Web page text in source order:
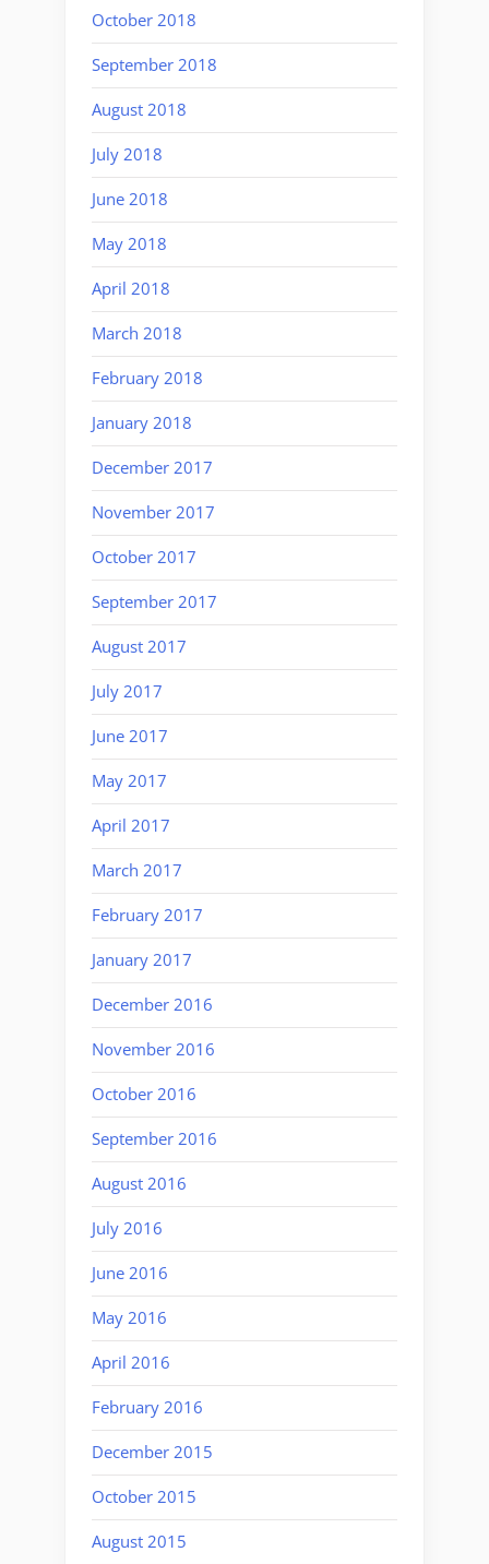
October 2018
September 2018
August 2018
July 2018
June 2018
May 2018
April 2018
March 2018
February 2018
January 2018
December 2017
November 2017
October 2017
September 2017
August 2017
July 2017
June 2017
May 2017
April 2017
March 2017
February 2017
January 2017
December 2016
November 2016
October 2016
September 2016
August 2016
July 2016
June 2016
May 2016
April 2016
February 2016
December 2015
October 2015
August 2015